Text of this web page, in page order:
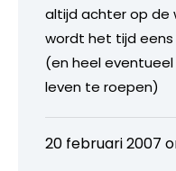
altijd achter op de
wordt het tijd
(en heel
leven te roepen)
20 februari 2007